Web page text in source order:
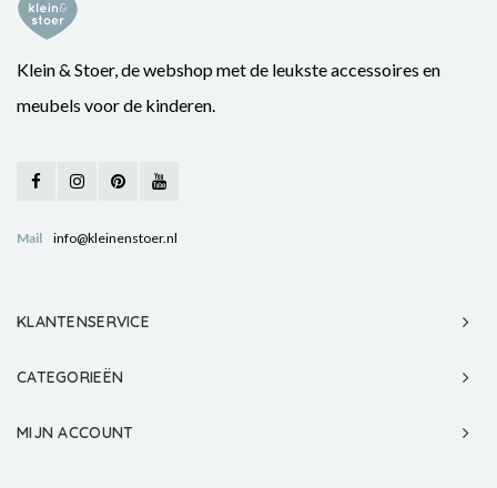
Klein & Stoer, de webshop met de leukste accessoires en
meubels voor de kinderen.
Mail info@kleinenstoer.nl
KLANTENSERVICE
CATEGORIEËN
MIJN ACCOUNT